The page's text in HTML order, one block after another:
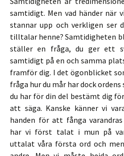
samtidigt. Men vad händer när
stannar upp och verkligen ser
tilltalar henne? Samtidigheten
ställer en fråga, du ger ett
samtidigt på en och samma
framför dig. I det ögonblicket
fråga hur du mår har dock
du har för din del bestämt dig
att säga. Kanske känner vi
handen för att fånga
har vi först talat i mun på
uttalat våra första ord och